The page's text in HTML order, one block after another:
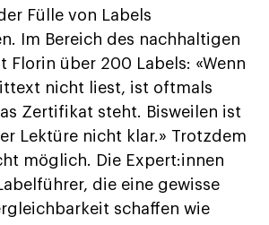
Fülle von Labels
Im Bereich des nachhaltigen
Florin über 200 Labels: «Wenn
nicht liest, ist oftmals
Zertifikat steht. Bisweilen ist
Lektüre nicht klar.» Trotzdem
möglich. Die Expert:innen
die eine gewisse
schaffen wie